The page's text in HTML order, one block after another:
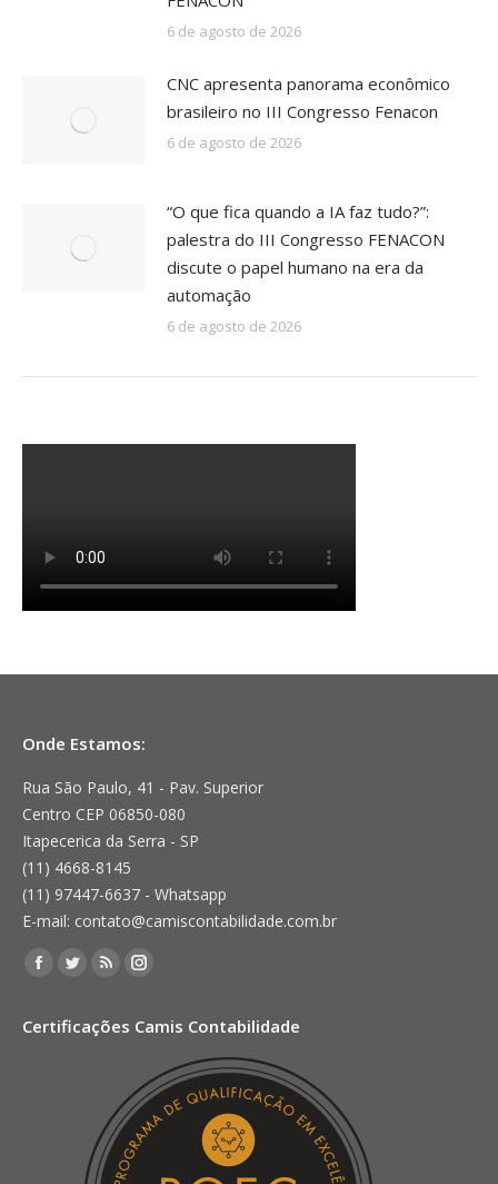
6 de agosto de 2026
CNC apresenta panorama econômico
brasileiro no III Congresso Fenacon
6 de agosto de 2026
“O que fica quando a IA faz tudo?”:
palestra do III Congresso FENACON
discute o papel humano na era da
automação
6 de agosto de 2026
Onde Estamos:
Rua São Paulo, 41 - Pav. Superior
Centro CEP 06850-080
Itapecerica da Serra - SP
(11) 4668-8145
(11) 97447-6637 - Whatsapp
E-mail: contato@camiscontabilidade.com.br
Encontre-nos em:
Facebook
opens
Twitter
opens
window
Rss
opens
new
window
Instagram
opens
new
window
Certificações Camis Contabilidade